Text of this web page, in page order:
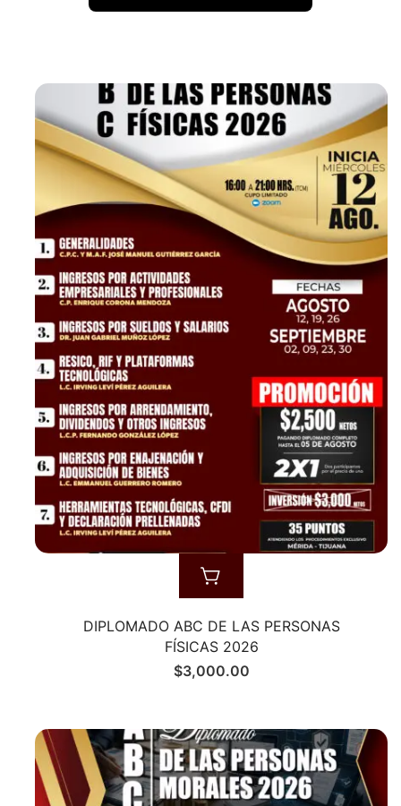
DIPLOMADO ABC DE LAS PERSONAS
FÍSICAS 2026
$3,000.00